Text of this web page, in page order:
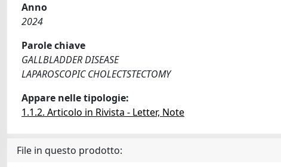
Anno
2024
Parole chiave
GALLBLADDER DISEASE
LAPAROSCOPIC CHOLECTSTECTOMY
Appare nelle tipologie:
1.1.2. Articolo in Rivista - Letter, Note
File in questo prodotto: